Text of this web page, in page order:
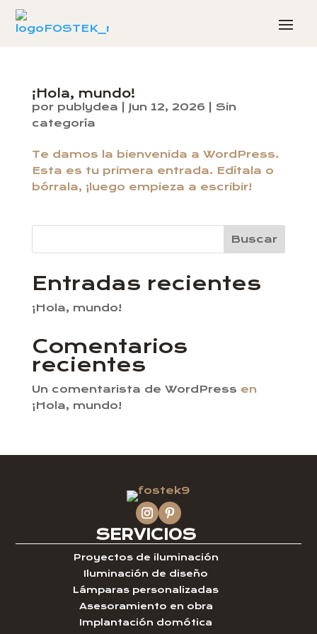
¡Hola, mundo!
por publydea Jun 12, 2026
Sin
categoría
Te damos la bienvenida a WordPress.
Esta es tu primera entrada. Edítala o
bórrala, ¡luego empieza a escribir!
Buscar
Entradas recientes
¡Hola, mundo!
Comentarios
recientes
Un comentarista de WordPress en
¡Hola, mundo!
SERVICIOS
Proyectos de iluminación
Iluminación de diseño
Lámparas personalizadas
Asesoramiento en obra
Implantación domótica